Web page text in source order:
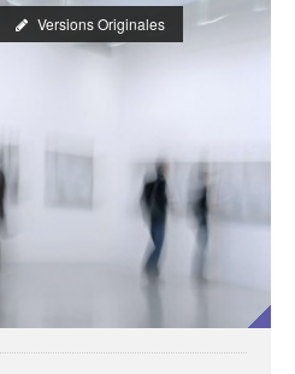
Versions Originales